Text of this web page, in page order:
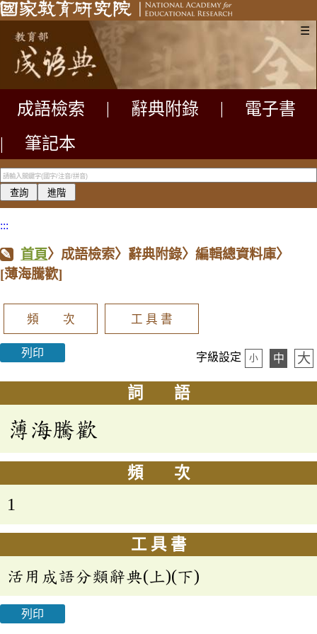
☰
成語檢索 辭典附錄
電子書
|
筆記本
:::
首頁〉成語檢索〉辭典附錄〉編輯總資料庫〉
[薄海騰歡]
頻 次 工 具 書
列印 字級設定 小 中 大
詞 語
薄海騰歡
頻 次
1
工 具 書
活用成語分類辭典(上)(下)
列印